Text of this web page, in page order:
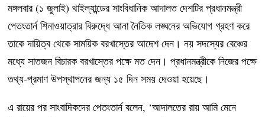
মঙ্গলবার (১ জুলাই) থাইল্যান্ডের সাংবিধানিক আদালত দেশটির প্রধানমন্ত্রী
পেতংতার্ন শিনাওয়াত্রার বিরুদ্ধে আনা নৈতিক লঙ্ঘনের অভিযোগ গ্রহণ করে
তাকে দায়িত্ব থেকে সাময়িক বরখাস্তের আদেশ দেন। নয় সদস্যের বেঞ্চের
মধ্যে সাতজন বিচারক বরখাস্তের পক্ষে মত দেন। প্রধানমন্ত্রীকে নিজের পক্ষে
তথ্য-প্রমাণ উপস্থাপনের জন্য ১৫ দিন সময় দেওয়া হয়েছে।
এ রায়ের পর সাংবাদিকদের পেতংতার্ন বলেন, ‘আদালতের রায় আমি মেনে